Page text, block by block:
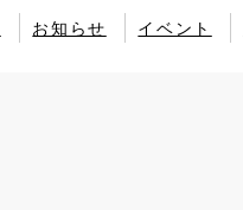
お知らせ イベント